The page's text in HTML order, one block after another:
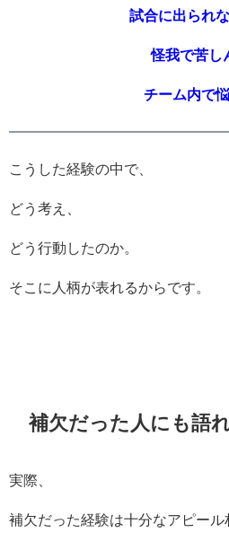
試合に出られ
怪我で苦し
チーム内で
こうした経験の中で、
どう考え、
どう行動したのか。
そこに人柄が表れるからです。
補欠だった人にも語
実際、
補欠だった経験は十分なアピール